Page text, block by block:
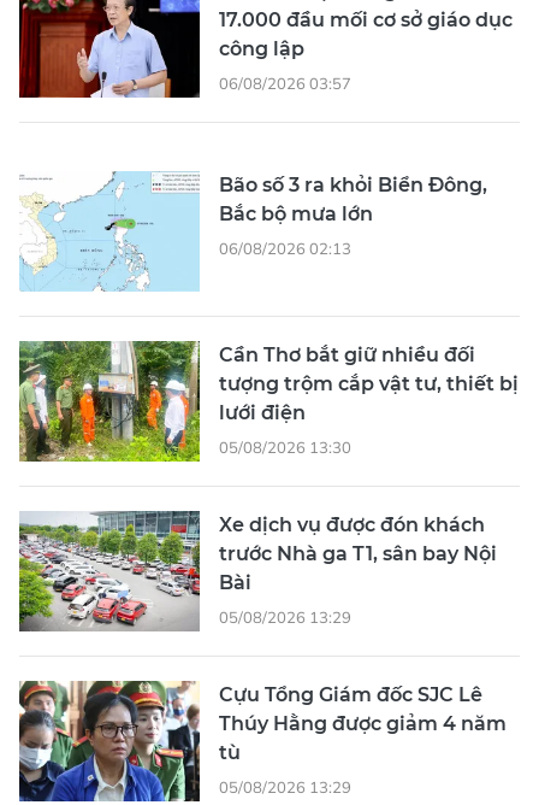
17.000 đầu mối cơ sở giáo dục
công lập
06/08/2026 03:57
Bão số 3 ra khỏi Biển Đông,
Bắc bộ mưa lớn
06/08/2026 02:13
Cần Thơ bắt giữ nhiều đối
tượng trộm cắp vật tư, thiết bị
lưới điện
05/08/2026 13:30
Xe dịch vụ được đón khách
trước Nhà ga T1, sân bay Nội
Bài
05/08/2026 13:29
Cựu Tổng Giám đốc SJC Lê
Thúy Hằng được giảm 4 năm
tù
05/08/2026 13:29